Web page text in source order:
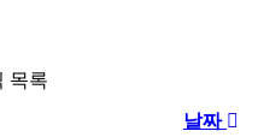
목록
날짜